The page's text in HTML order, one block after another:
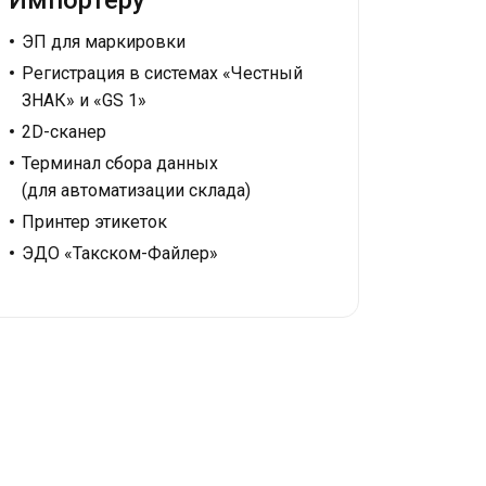
ЭП для маркировки
Регистрация в системах «Честный
ЗНАК» и «GS 1»
2D-сканер
Терминал сбора данных
(для автоматизации склада)
Принтер этикеток
ЭДО «Такском-Файлер»